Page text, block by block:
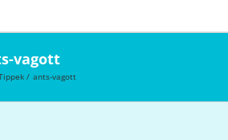
vagott
ants-vagott